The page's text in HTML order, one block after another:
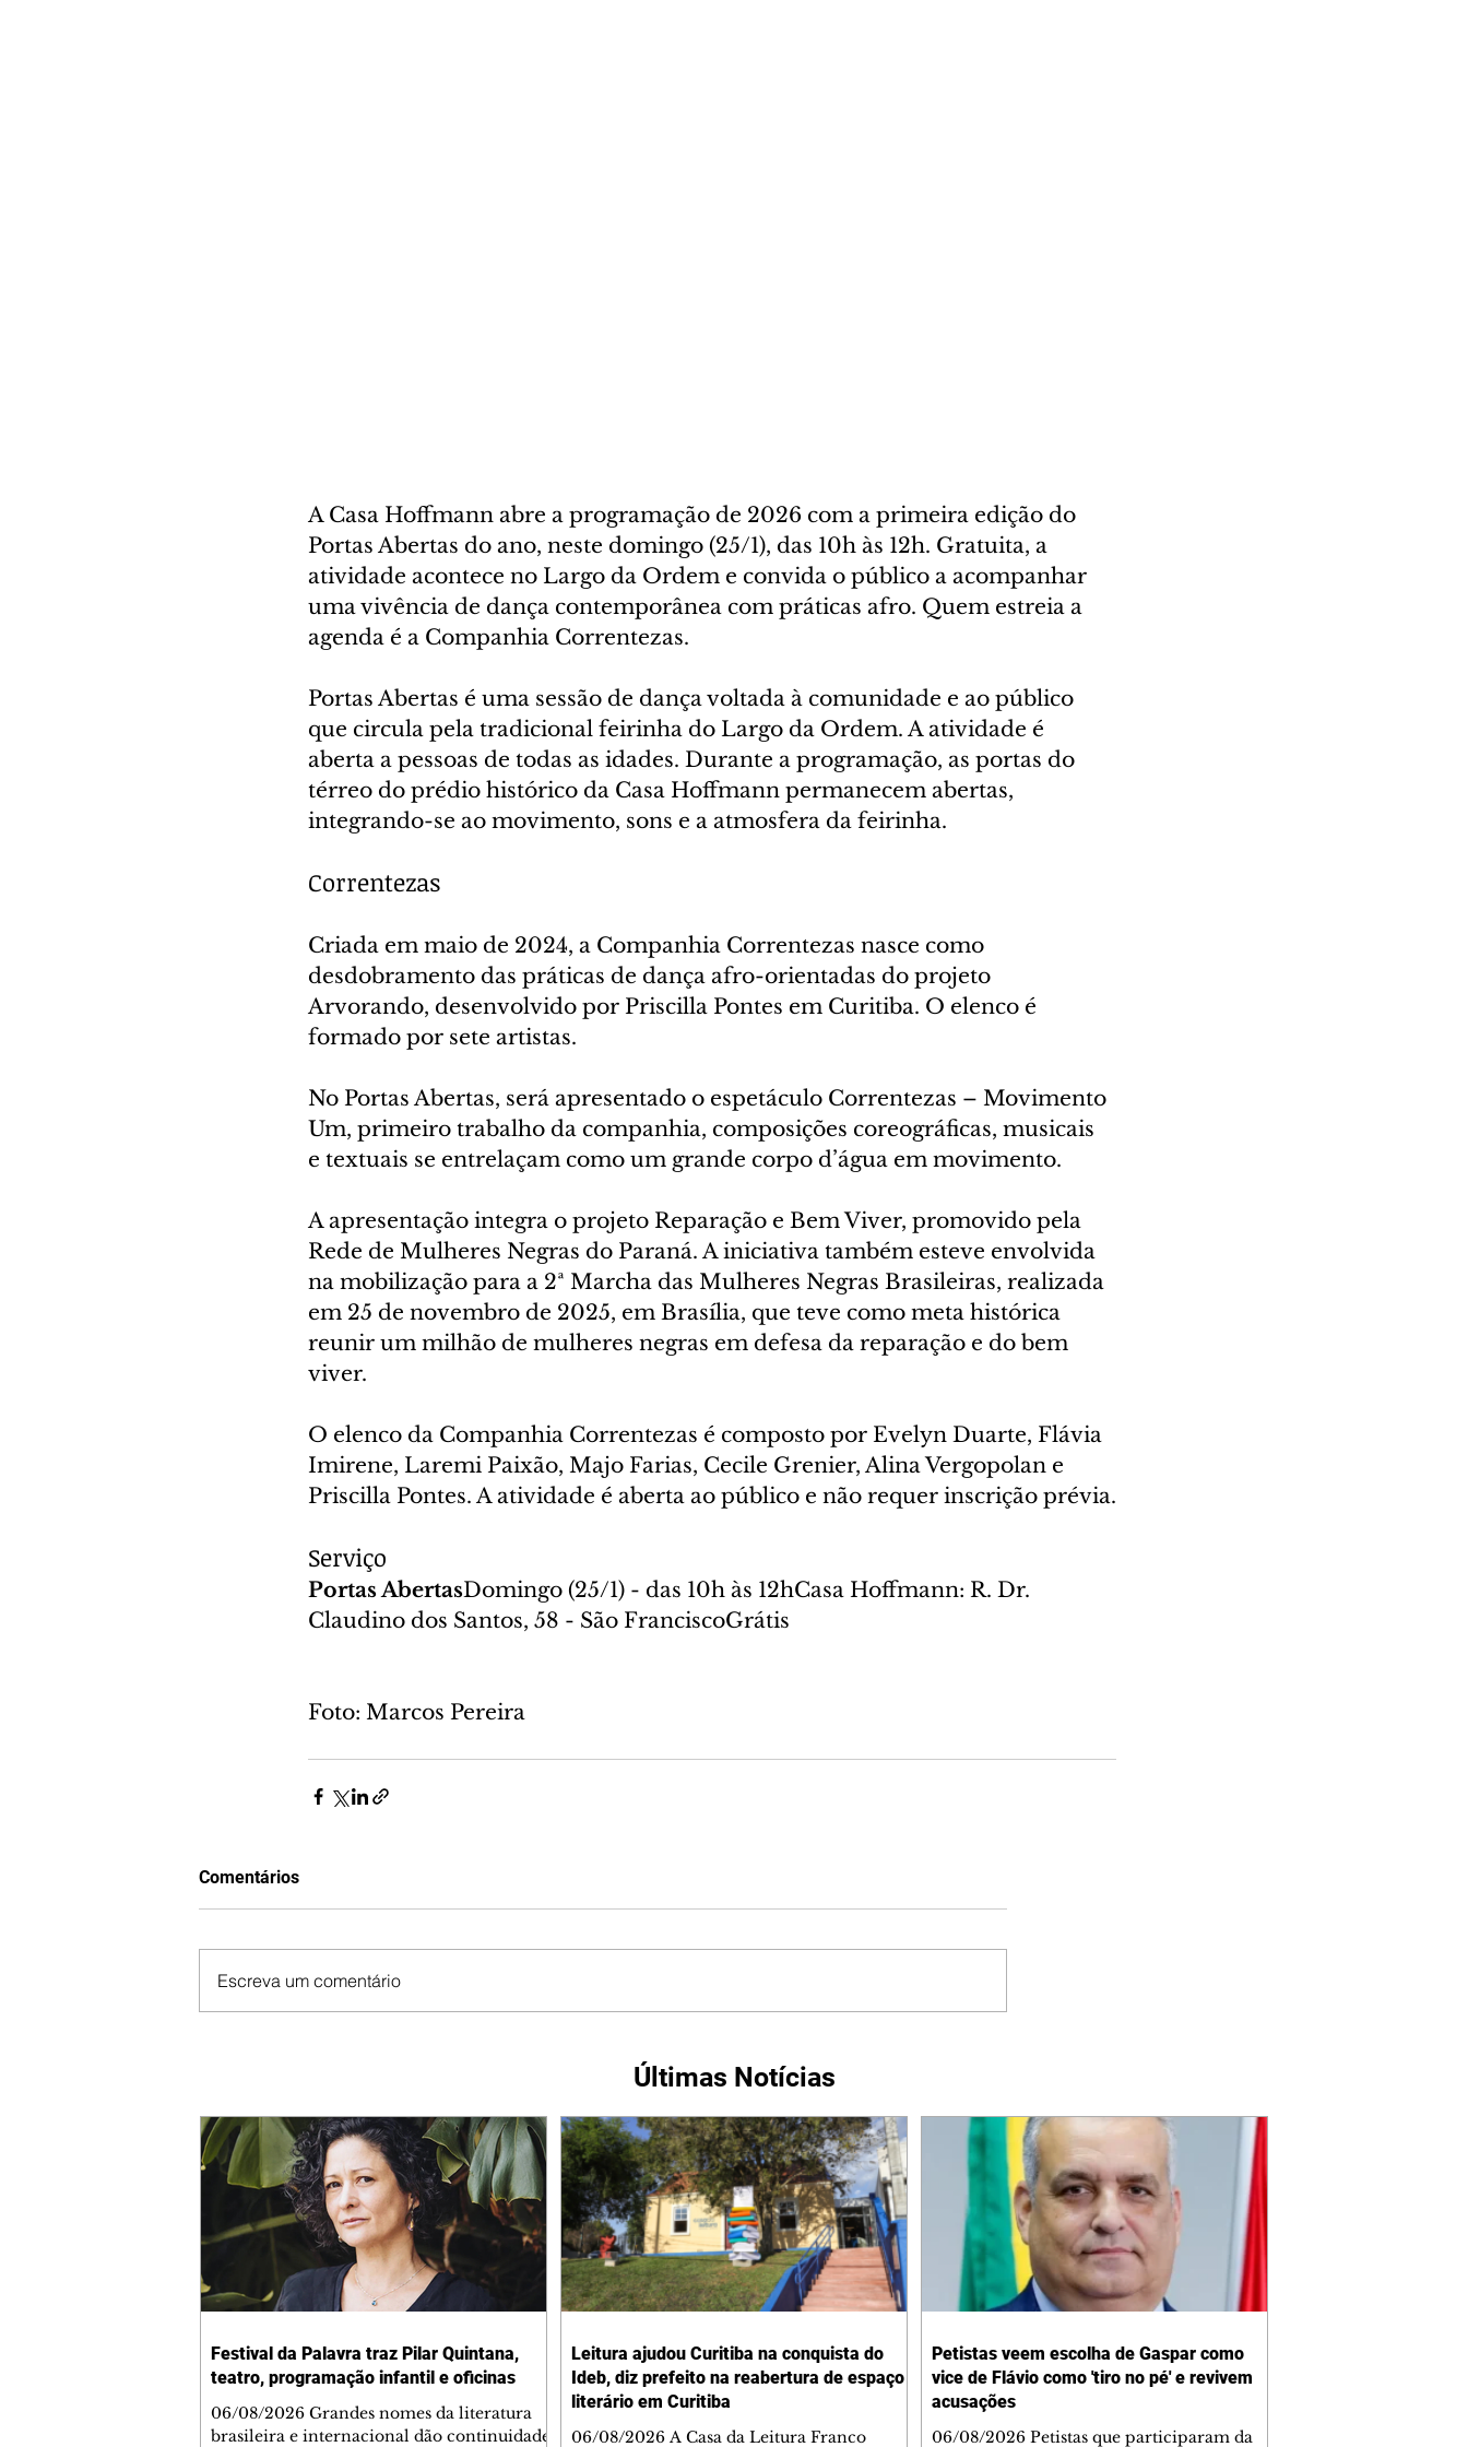
A Casa Hoffmann abre a programação de 2026 com a primeira edição do
Portas Abertas do ano, neste domingo (25/1), das 10h às 12h. Gratuita, a
atividade acontece no Largo da Ordem e convida o público a acompanhar
uma vivência de dança contemporânea com práticas afro. Quem estreia a
agenda é a Companhia Correntezas.
Portas Abertas é uma sessão de dança voltada à comunidade e ao público
que circula pela tradicional feirinha do Largo da Ordem. A atividade é
aberta a pessoas de todas as idades. Durante a programação, as portas do
térreo do prédio histórico da Casa Hoffmann permanecem abertas,
integrando-se ao movimento, sons e a atmosfera da feirinha.
Correntezas
Criada em maio de 2024, a Companhia Correntezas nasce como
desdobramento das práticas de dança afro-orientadas do projeto
Arvorando, desenvolvido por Priscilla Pontes em Curitiba. O elenco é
formado por sete artistas.
No Portas Abertas, será apresentado o espetáculo Correntezas – Movimento
Um, primeiro trabalho da companhia, composições coreográficas, musicais
e textuais se entrelaçam como um grande corpo d’água em movimento.
A apresentação integra o projeto Reparação e Bem Viver, promovido pela
Rede de Mulheres Negras do Paraná. A iniciativa também esteve envolvida
na mobilização para a 2ª Marcha das Mulheres Negras Brasileiras, realizada
em 25 de novembro de 2025, em Brasília, que teve como meta histórica
reunir um milhão de mulheres negras em defesa da reparação e do bem
viver.
O elenco da Companhia Correntezas é composto por Evelyn Duarte, Flávia
Imirene, Laremi Paixão, Majo Farias, Cecile Grenier, Alina Vergopolan e
Priscilla Pontes. A atividade é aberta ao público e não requer inscrição prévia.
Serviço
Portas AbertasDomingo (25/1) - das 10h às 12hCasa Hoffmann: R. Dr.
Claudino dos Santos, 58 - São FranciscoGrátis
Foto: Marcos Pereira
Comentários
Escreva um comentário
Últimas Notícias
Festival da Palavra traz Pilar Quintana,
teatro, programação infantil e oficinas
06/08/2026 Grandes nomes da literatura
brasileira e internacional dão continuidade
Leitura ajudou Curitiba na conquista do
Ideb, diz prefeito na reabertura de espaço
literário em Curitiba
06/08/2026 A Casa da Leitura Franco
Petistas veem escolha de Gaspar como
vice de Flávio como 'tiro no pé' e revivem
acusações
06/08/2026 Petistas que participaram da